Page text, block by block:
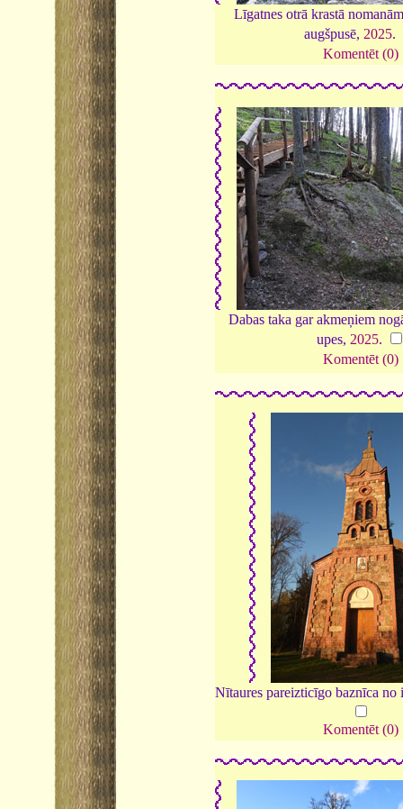
Līgatnes otrā krastā
augšpusē, 2025.
Komentēt (0)
Dabas taka gar akmeņiem
upes, 2025.
Komentēt (0)
Nītaures pareizticīgo baznīca no
Komentēt (0)